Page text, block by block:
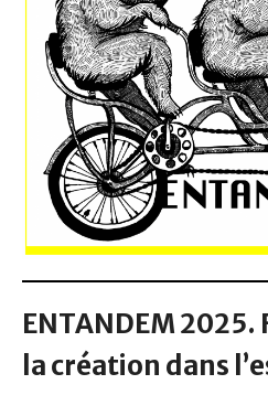
ENTANDEM
la création dans